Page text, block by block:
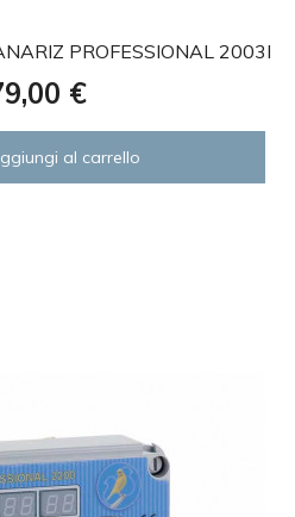
PROFESSIONAL 2003I
€
al carrello